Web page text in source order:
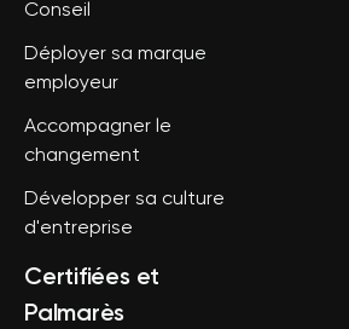
Conseil
Déployer sa marque
employeur
Accompagner le
changement
Développer sa culture
d'entreprise
Certifiées et
Palmarès